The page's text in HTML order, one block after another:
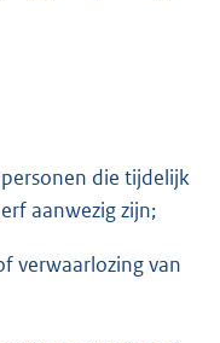
die tijdelijk
aanwezig zijn;
verwaarlozing van